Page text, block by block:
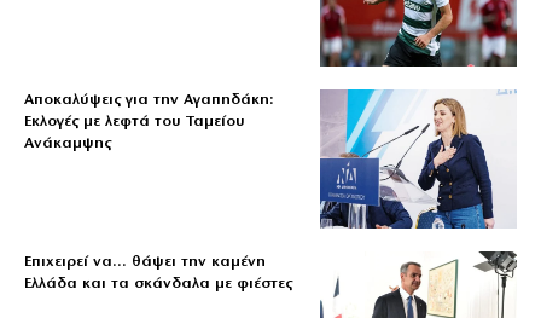
Αποκαλύψεις για την Αγαπηδάκη:
Εκλογές με λεφτά του Ταμείου
Ανάκαμψης
Επιχειρεί να… θάψει την καμένη
Ελλάδα και τα σκάνδαλα με φιέστες